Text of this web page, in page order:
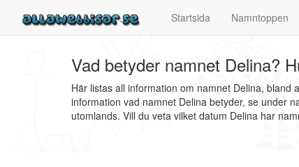
Startsida Namntoppen
Vad betyder namnet Delina?
Här listas all information om namnet Delina,
information vad namnet Delina betyder, se under
utomlands. Vill du veta vilket datum Delina har